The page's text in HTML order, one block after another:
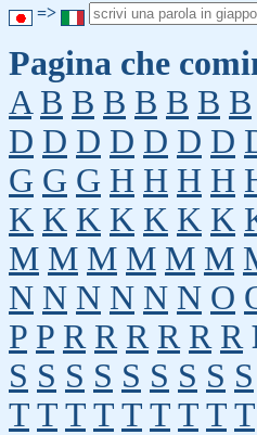
=>
Pagina che
A B B B B B B B
D D D D D D D
G G G H H H H
K K K K K K K
M M M M M M
N N N N N N O
P P R R R R R R
S S S S S S S S S
T T T T T T T T T